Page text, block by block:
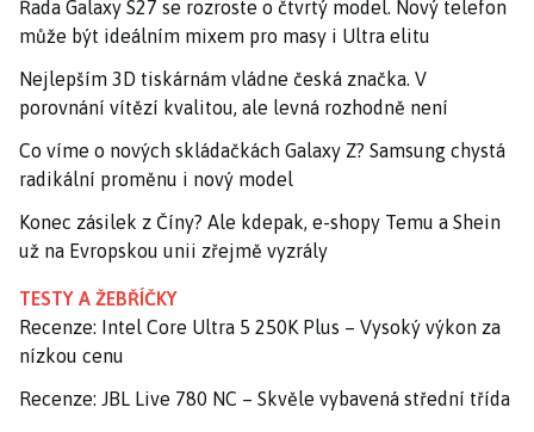
Řada Galaxy S27 se rozroste o čtvrtý model. Nový telefon
může být ideálním mixem pro masy i Ultra elitu
Nejlepším 3D tiskárnám vládne česká značka. V
porovnání vítězí kvalitou, ale levná rozhodně není
Co víme o nových skládačkách Galaxy Z? Samsung chystá
radikální proměnu i nový model
Konec zásilek z Číny? Ale kdepak, e-shopy Temu a Shein
už na Evropskou unii zřejmě vyzrály
TESTY A ŽEBŘÍČKY
Recenze: Intel Core Ultra 5 250K Plus – Vysoký výkon za
nízkou cenu
Recenze: JBL Live 780 NC – Skvěle vybavená střední třída